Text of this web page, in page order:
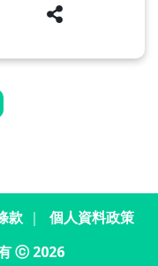
ⓒ 2026
款 ｜ 個人資料政策